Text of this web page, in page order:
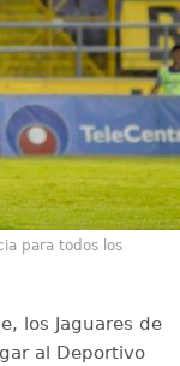
para todos los
los Jaguares de
al Deportivo